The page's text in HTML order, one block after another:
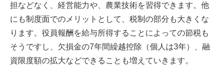
担などなく、経営能力や、農業技術を習得できます。他
にも制度面でのメリットとして、税制の部分も大きくな
ります。役員報酬を給与所得することによっての節税も
そうですし、欠損金の7年間繰越控除（個人は3年）、融
資限度額の拡大などできることも増えていきます。